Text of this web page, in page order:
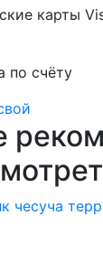
карты
счёту